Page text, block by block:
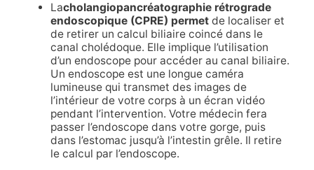
Lacholangiopancréatographie rétrograde
endoscopique (CPRE) permetde localiser et
de retirer un calcul biliaire coincé dans le
canal cholédoque. Elle implique l’utilisation
d’un endoscope pour accéder au canal biliaire.
Un endoscope est une longue caméra
lumineuse qui transmet des images de
l’intérieur de votre corps à un écran vidéo
pendant l’intervention. Votre médecin fera
passer l’endoscope dans votre gorge, puis
dans l’estomac jusqu’à l’intestin grêle. Il retire
le calcul par l’endoscope.